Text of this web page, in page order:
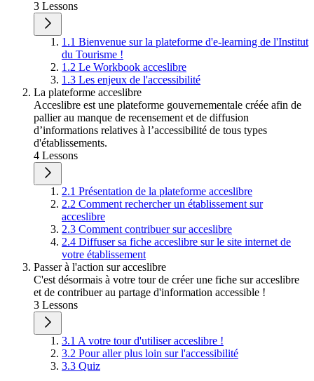
3 Lessons
1.1 Bienvenue sur la plateforme d'e-learning de l'Institut
du Tourisme !
1.2 Le Workbook acceslibre
1.3 Les enjeux de l'accessibilité
La plateforme acceslibre
Acceslibre est une plateforme gouvernementale créée afin de
pallier au manque de recensement et de diffusion
d’informations relatives à l’accessibilité de tous types
d'établissements.
4 Lessons
2.1 Présentation de la plateforme acceslibre
2.2 Comment rechercher un établissement sur
acceslibre
2.3 Comment contribuer sur acceslibre
2.4 Diffuser sa fiche acceslibre sur le site internet de
votre établissement
Passer à l'action sur acceslibre
C'est désormais à votre tour de créer une fiche sur acceslibre
et de contribuer au partage d'information accessible !
3 Lessons
3.1 A votre tour d'utiliser acceslibre !
3.2 Pour aller plus loin sur l'accessibilité
3.3 Quiz